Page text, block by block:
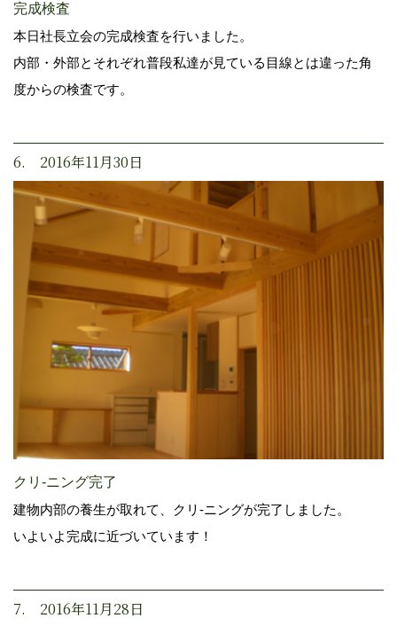
完成検査
本日社長立会の完成検査を行いました。
内部・外部とそれぞれ普段私達が見ている目線とは違った角
度からの検査です。
6. 2016年11月30日
クリ-ニング完了
建物内部の養生が取れて、クリ-ニングが完了しました。
いよいよ完成に近づいています！
7. 2016年11月28日